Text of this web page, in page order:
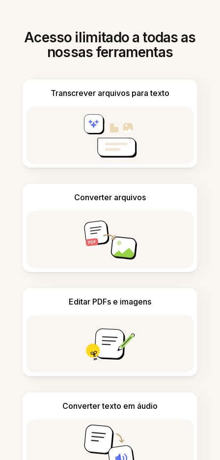
Acesso ilimitado a todas as
nossas ferramentas
Transcrever arquivos para texto
Converter arquivos
Editar PDFs e imagens
Converter texto em áudio